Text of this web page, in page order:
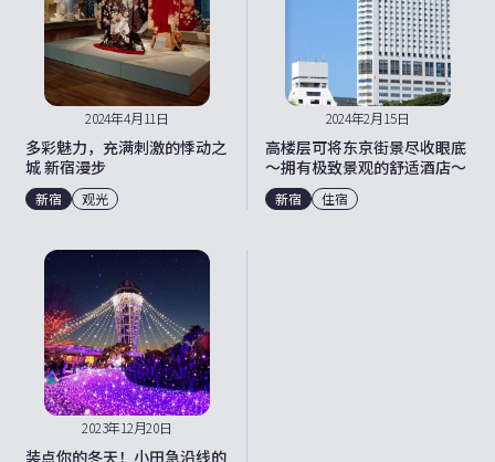
2024年4月11日
多彩魅力，充满刺激的悸动之
城 新宿漫步
新宿 观光
2024年2月15日
高楼层可将东京街景尽收眼底
～拥有极致景观的舒适酒店～
新宿 住宿
2023年12月20日
装点你的冬天！小田急沿线的